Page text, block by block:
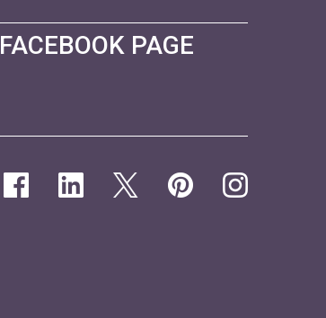
FACEBOOK PAGE